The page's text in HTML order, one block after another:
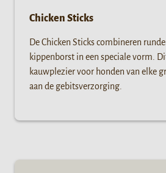
Chicken Sticks
De Chicken Sticks combineren
kippenborst in een speciale vorm.
kauwplezier voor honden van elke
aan de gebitsverzorging.